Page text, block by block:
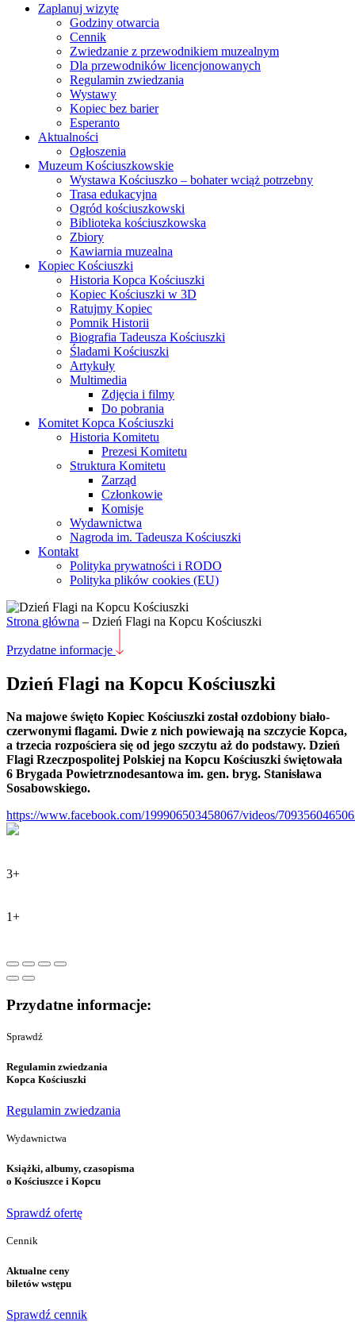
Zaplanuj wizytę
Godziny otwarcia
Cennik
Zwiedzanie z przewodnikiem muzealnym
Dla przewodników licencjonowanych
Regulamin zwiedzania
Wystawy
Kopiec bez barier
Esperanto
Aktualności
Ogłoszenia
Muzeum Kościuszkowskie
Wystawa Kościuszko – bohater wciąż potrzebny
Trasa edukacyjna
Ogród kościuszkowski
Biblioteka kościuszkowska
Zbiory
Kawiarnia muzealna
Kopiec Kościuszki
Historia Kopca Kościuszki
Kopiec Kościuszki w 3D
Ratujmy Kopiec
Pomnik Historii
Biografia Tadeusza Kościuszki
Śladami Kościuszki
Artykuły
Multimedia
Zdjęcia i filmy
Do pobrania
Komitet Kopca Kościuszki
Historia Komitetu
Prezesi Komitetu
Struktura Komitetu
Zarząd
Członkowie
Komisje
Wydawnictwa
Nagroda im. Tadeusza Kościuszki
Kontakt
Polityka prywatności i RODO
Polityka plików cookies (EU)
Strona główna – Dzień Flagi na Kopcu Kościuszki
Przydatne informacje
Dzień Flagi na Kopcu Kościuszki
Na majowe święto Kopiec Kościuszki został ozdobiony biało-
czerwonymi flagami. Dwie z nich powiewają na szczycie Kopca,
a trzecia rozpościera się od jego szczytu aż do podstawy. Dzień
Flagi Rzeczpospolitej Polskiej na Kopcu Kościuszki świętowała
6 Brygada Powietrznodesantowa im. gen. bryg. Stanisława
Sosabowskiego.
https://www.facebook.com/199906503458067/videos/
3+
1+
Przydatne informacje:
Sprawdź
Regulamin zwiedzania
Kopca Kościuszki
Regulamin zwiedzania
Wydawnictwa
Książki, albumy, czasopisma
o Kościuszce i Kopcu
Sprawdź ofertę
Cennik
Aktualne ceny
biletów wstępu
Sprawdź cennik